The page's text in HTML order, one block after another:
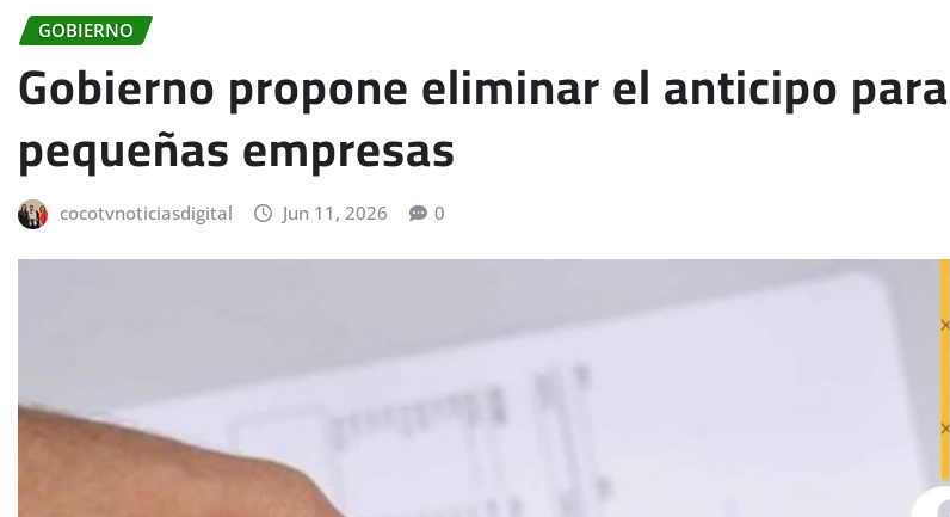
GOBIERNO
Gobierno propone eliminar el anticipo para
pequeñas empresas
cocotvnoticiasdigital Jun 11, 2026 0